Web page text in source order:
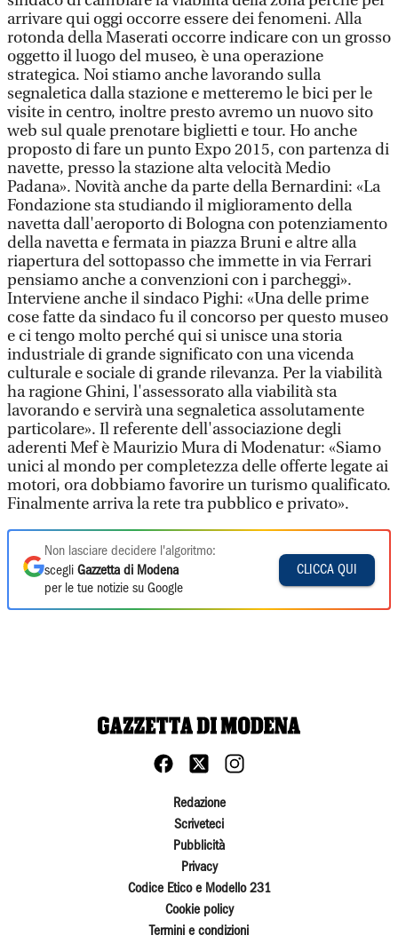
arrivare qui oggi occorre essere dei fenomeni. Alla
rotonda della Maserati occorre indicare con un grosso
oggetto il luogo del museo, è una operazione
strategica. Noi stiamo anche lavorando sulla
segnaletica dalla stazione e metteremo le bici per le
visite in centro, inoltre presto avremo un nuovo sito
web sul quale prenotare biglietti e tour. Ho anche
proposto di fare un punto Expo 2015, con partenza di
navette, presso la stazione alta velocità Medio
Padana». Novità anche da parte della Bernardini: «La
Fondazione sta studiando il miglioramento della
navetta dall'aeroporto di Bologna con potenziamento
della navetta e fermata in piazza Bruni e altre alla
riapertura del sottopasso che immette in via Ferrari
pensiamo anche a convenzioni con i parcheggi».
Interviene anche il sindaco Pighi: «Una delle prime
cose fatte da sindaco fu il concorso per questo museo
e ci tengo molto perché qui si unisce una storia
industriale di grande significato con una vicenda
culturale e sociale di grande rilevanza. Per la viabilità
ha ragione Ghini, l'assessorato alla viabilità sta
lavorando e servirà una segnaletica assolutamente
particolare». Il referente dell'associazione degli
aderenti Mef è Maurizio Mura di Modenatur: «Siamo
unici al mondo per completezza delle offerte legate ai
motori, ora dobbiamo favorire un turismo qualificato.
Finalmente arriva la rete tra pubblico e privato».
Non lasciare decidere l'algoritmo:
scegli Gazzetta di Modena
per le tue notizie su Google
CLICCA QUI
Redazione
Scriveteci
Pubblicità
Privacy
Codice Etico e Modello 231
Cookie policy
Termini e condizioni